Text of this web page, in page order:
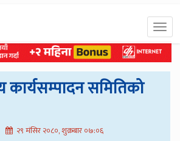
कार्यसम्पादन समितिको
२९ मंसिर २०८०, शुक्रबार ०७:०६